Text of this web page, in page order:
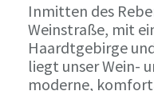
Inmitten des
Weinstraße, mit
Haardtgebirge
liegt unser Wein-
moderne,